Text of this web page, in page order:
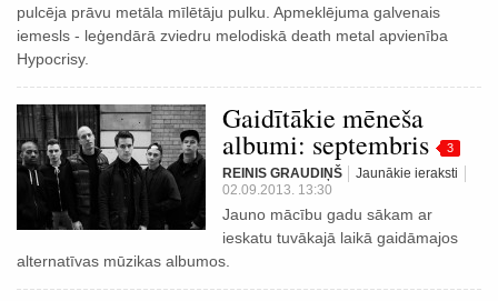
pulcēja prāvu metāla mīlētāju pulku. Apmeklējuma galvenais
iemesls - leģendārā zviedru melodiskā death metal apvienība
Hypocrisy.
Gaidītākie mēneša
albumi: septembris 3
REINIS GRAUDIŅŠ
Jaunākie ieraksti
02.09.2013. 13:30
Jauno mācību gadu sākam ar
ieskatu tuvākajā laikā gaidāmajos
alternatīvas mūzikas albumos.